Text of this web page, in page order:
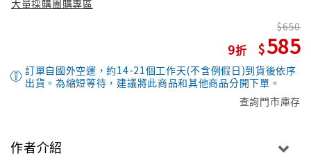
大量採購團購專區
9
650
585
訂單自國外空運，約14-21個工作天(不含例假日)到貨後依序
出貨。為縮短等待，建議將此商品和其他商品分開下單。
查詢門市庫存
作者介紹